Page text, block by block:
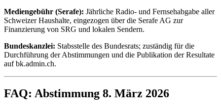
Mediengebühr (Serafe): Jährliche Radio- und Fernsehabgabe aller
Schweizer Haushalte, eingezogen über die Serafe AG zur
Finanzierung von SRG und lokalen Sendern.
Bundeskanzlei: Stabsstelle des Bundesrats; zuständig für die
Durchführung der Abstimmungen und die Publikation der Resultate
auf bk.admin.ch.
FAQ: Abstimmung 8. März 2026